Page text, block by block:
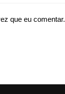
que eu comentar.